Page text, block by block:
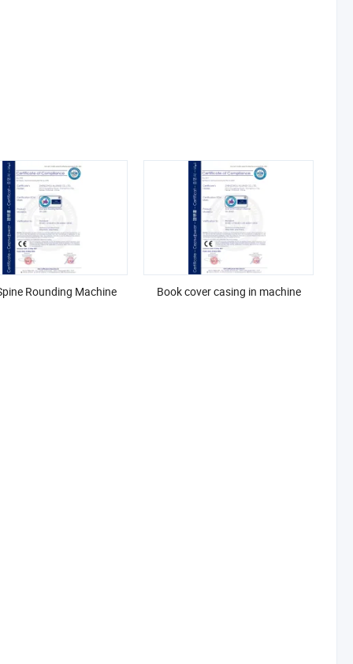
Rounding Machine Book cover casing in machine